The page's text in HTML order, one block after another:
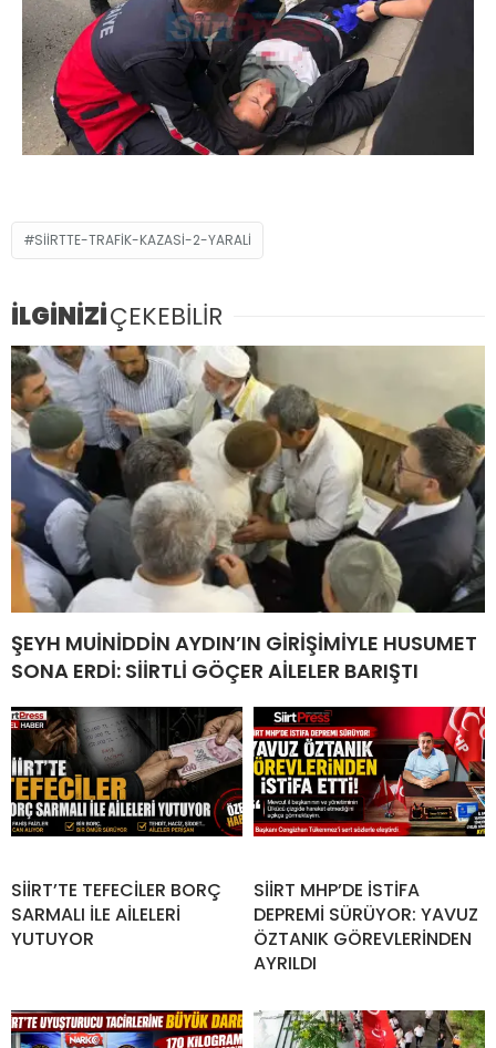
SIIRTTE-TRAFIK-KAZASI-2-YARALI
İLGİNİZİÇEKEBİLİR
ŞEYH MUİNİDDİN AYDIN’IN GİRİŞİMİYLE HUSUMET
SONA ERDİ: SİİRTLİ GÖÇER AİLELER BARIŞTI
SİİRT’TE TEFECİLER BORÇ
SARMALI İLE AİLELERİ
YUTUYOR
SİİRT MHP’DE İSTİFA
DEPREMİ SÜRÜYOR: YAVUZ
ÖZTANIK GÖREVLERİNDEN
AYRILDI